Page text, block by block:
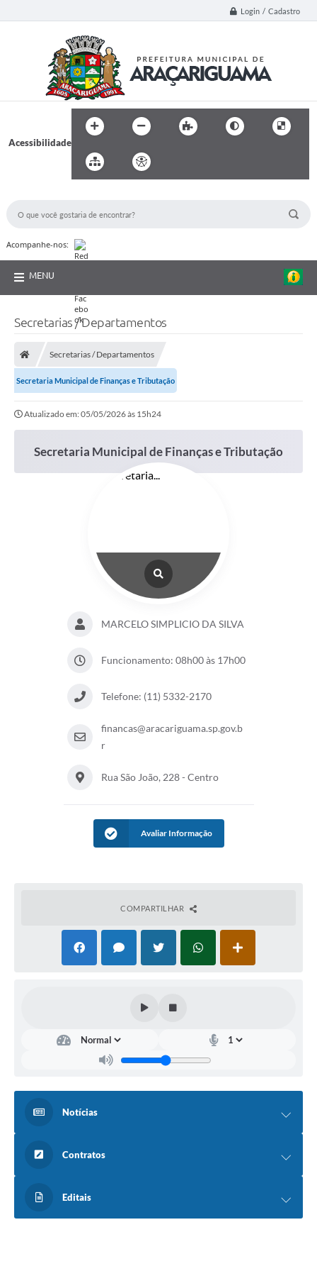
Login / Cadastro
Acessibilidade
Acompanhe-nos:
MENU
Secretarias / Departamentos
Secretarias / Departamentos
Secretaria Municipal de Finanças e Tributação
Atualizado em: 05/05/2026 às 15h24
Secretaria Municipal de Finanças e Tributação
MARCELO SIMPLICIO DA SILVA
Funcionamento: 08h00 às 17h00
Telefone: (11) 5332-2170
financas@aracariguama.sp.gov.b
r
Rua São João, 228 - Centro
Avaliar Informação
COMPARTILHAR
Notícias
Contratos
Editais